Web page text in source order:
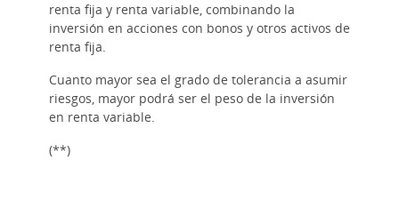
renta fija y renta variable, combinando la
inversión en acciones con bonos y otros activos de
renta fija.
Cuanto mayor sea el grado de tolerancia a asumir
riesgos, mayor podrá ser el peso de la inversión
en renta variable.
(**)